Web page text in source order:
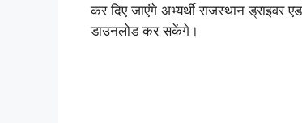
कर दिए जाएंगे अभ्यर्थी राजस्थान
डाउनलोड कर सकेंगे।